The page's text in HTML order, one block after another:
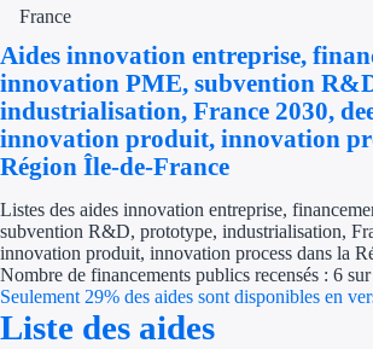
France
Aides innovation entreprise,
innovation PME, subvention
industrialisation, France 2030,
innovation produit, innovation
Région Île-de-France
Listes des aides innovation entreprise,
subvention R&D, prototype, industrialisation,
innovation produit, innovation process dans la
Nombre de financements publics recensés : 6
Seulement 29% des aides sont disponibles en
Liste des aides